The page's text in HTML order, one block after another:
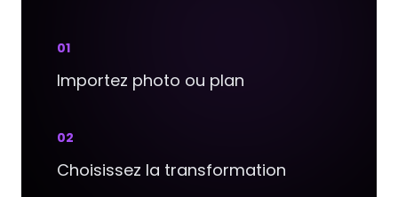
01
Importez photo ou plan
02
Choisissez la transformation